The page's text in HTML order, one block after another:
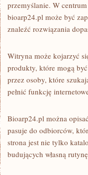
przemyślanie. W
bioarp24.pl może być
znaleźć rozwiązania
Witryna może kojarzyć
produkty, które mogą
przez osoby, które
pełnić funkcję
Bioarp24.pl można
pasuje do odbiorców,
strona jest nie tylko
budujących własną